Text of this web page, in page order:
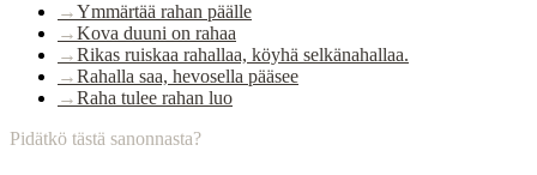
→Ymmärtää rahan päälle
→Kova duuni on rahaa
→Rikas ruiskaa rahallaa, köyhä selkänahallaa.
→Rahalla saa, hevosella pääsee
→Raha tulee rahan luo
Pidätkö tästä sanonnasta?